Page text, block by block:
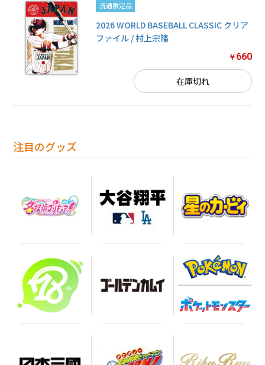
注目のグッズ
流通限定品
2026 WORLD BASEBALL CLASSIC クリア
ファイル / 村上宗隆
￥ 660
在庫切れ